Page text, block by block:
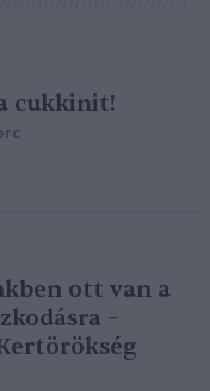
cukkinit!
ott van a
–